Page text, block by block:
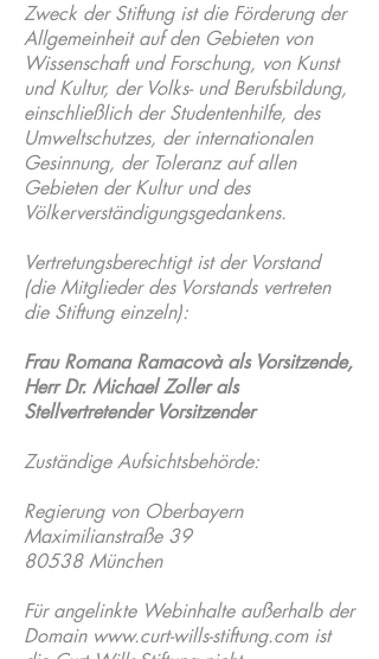
Zweck der Stiftung ist die Förderung der
Allgemeinheit auf den Gebieten von
Wissenschaft und Forschung, von Kunst
und Kultur, der Volks- und Berufsbildung,
einschließlich der Studentenhilfe, des
Umweltschutzes, der internationalen
Gesinnung, der Toleranz auf allen
Gebieten der Kultur und des
Völkerverständigungsgedankens.
Vertretungsberechtigt ist der Vorstand
(die Mitglieder des Vorstands vertreten
die Stiftung einzeln):
Frau Romana Ramacovà als Vorsitzende,
Herr Dr. Michael Zoller als
Stellvertretender Vorsitzender
Zuständige Aufsichtsbehörde:
Regierung von Oberbayern
Maximilianstraße 39
80538 München
Für angelinkte Webinhalte außerhalb der
Domain www.curt-wills-stiftung.comist